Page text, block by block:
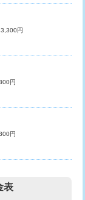
円
円+材料費
円+材料費
円
円
円
表